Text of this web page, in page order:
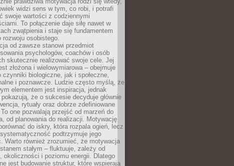
widzi sens w tym, co robi, i potrafi
swoje wartości z codziennymi
To połączenie daje siłę nawet w
zwątpienia i staje się fundamentem
rozwoju osobistego.
od zawsze stanowi przedmiot
psychologów, coachów i osób
skutecznie realizować swoje cele. Jej
złożona i wielowymiarowa – obejmuje
czynniki biologiczne, jak i społeczne,
i poznawcze. Ludzie często myślą, że
elementem jest inspiracja, jednak
pokazują, że o sukcesie decyduje głównie
rytuały oraz dobrze zdefiniowane
one pozwalają przejść od marzeń do
od planowania do realizacji. Motywację
do iskry, która rozpala ogień, lecz
podtrzymuje jego
Warto również zrozumieć, że motywacja
stałym – fluktuuje, zależy od
okoliczności i poziomu energii. Dlatego
jest budowanie struktur, które wspierają